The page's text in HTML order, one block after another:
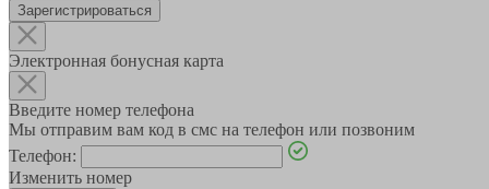
Зарегистрироваться
Электронная бонусная карта
Введите номер телефона
Мы отправим вам код в смс на телефон или позвоним
Телефон:
Изменить номер